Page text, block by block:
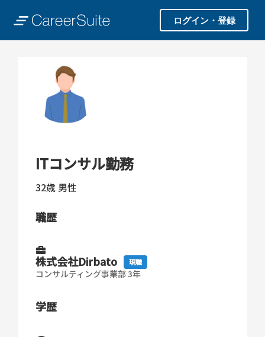
ログイン・登録
ITコンサル勤務
32歳 男性
職歴
株式会社Dirbato 現職
コンサルティング事業部 3年
学歴